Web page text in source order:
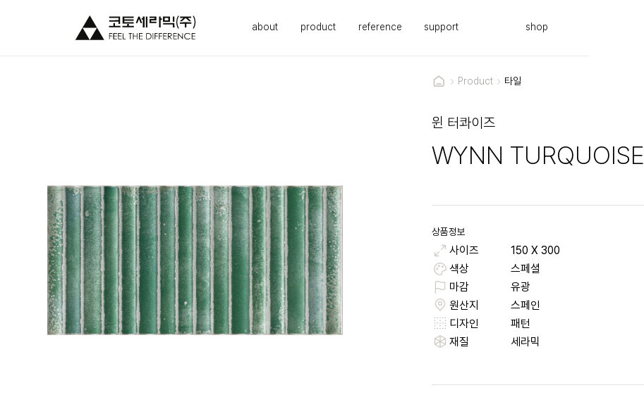
about product reference support shop
Product 타일
윈 터콰이즈
WYNN TURQUOISE
상품정보
사이즈 150 X300
색상
스페셜
마감
유광
원산지
스페인
디자인
패턴
재질
세라믹